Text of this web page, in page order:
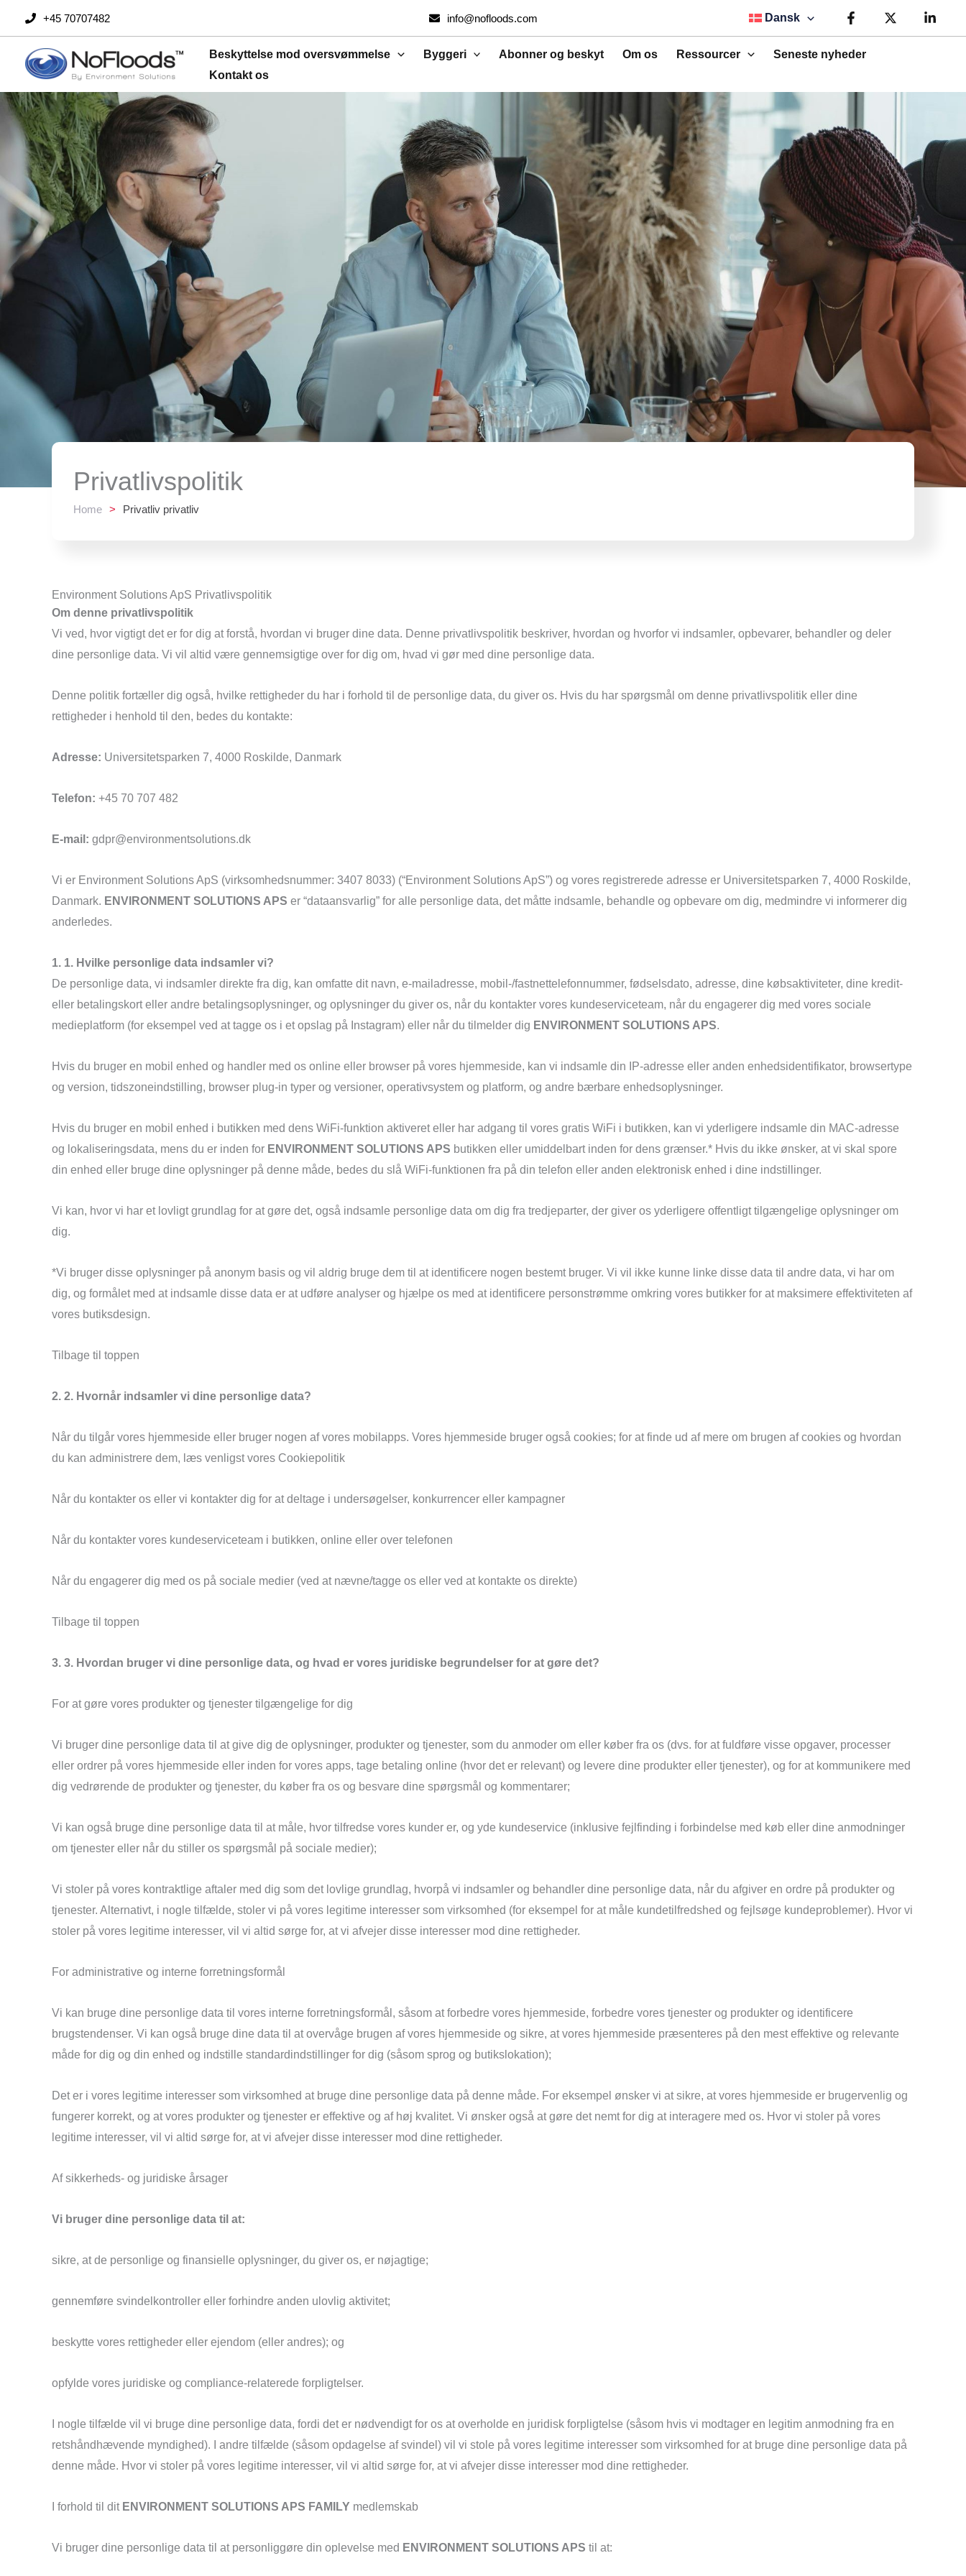
indhold
+45 70707482 info@nofloods.com Dansk
Beskyttelse mod oversvømmelse Byggeri Abonner og beskyt Om os Ressourcer
Seneste nyheder
Kontakt os
Privatlivspolitik
Home > Privatliv privatliv
Environment Solutions ApS Privatlivspolitik
Om denne privatlivspolitik
Vi ved, hvor vigtigt det er for dig at forstå, hvordan vi bruger dine data. Denne privatlivspolitik beskriver, hvordan og hvorfor vi indsamler, opbevarer, behandler og deler
dine personlige data. Vi vil altid være gennemsigtige over for dig om, hvad vi gør med dine personlige data.
Denne politik fortæller dig også, hvilke rettigheder du har i forhold til de personlige data, du giver os. Hvis du har spørgsmål om denne privatlivspolitik eller dine
rettigheder i henhold til den, bedes du kontakte:
Adresse: Universitetsparken 7, 4000 Roskilde, Danmark
Telefon: +45 70 707 482
E-mail: gdpr@environmentsolutions.dk
Vi er Environment Solutions ApS (virksomhedsnummer: 3407 8033) (“Environment Solutions ApS”) og vores registrerede adresse er Universitetsparken 7, 4000 Roskilde,
Danmark. ENVIRONMENT SOLUTIONS APS er “dataansvarlig” for alle personlige data, det måtte indsamle, behandle og opbevare om dig, medmindre vi informerer dig
anderledes.
1. 1. Hvilke personlige data indsamler vi?
De personlige data, vi indsamler direkte fra dig, kan omfatte dit navn, e-mailadresse, mobil-/fastnettelefonnummer, fødselsdato, adresse, dine købsaktiviteter, dine kredit-
eller betalingskort eller andre betalingsoplysninger, og oplysninger du giver os, når du kontakter vores kundeserviceteam, når du engagerer dig med vores sociale
medieplatform (for eksempel ved at tagge os i et opslag på Instagram) eller når du tilmelder dig ENVIRONMENT SOLUTIONS APS.
Hvis du bruger en mobil enhed og handler med os online eller browser på vores hjemmeside, kan vi indsamle din IP-adresse eller anden enhedsidentifikator, browsertype
og version, tidszoneindstilling, browser plug-in typer og versioner, operativsystem og platform, og andre bærbare enhedsoplysninger.
Hvis du bruger en mobil enhed i butikken med dens WiFi-funktion aktiveret eller har adgang til vores gratis WiFi i butikken, kan vi yderligere indsamle din MAC-adresse
og lokaliseringsdata, mens du er inden for ENVIRONMENT SOLUTIONS APS butikken eller umiddelbart inden for dens grænser.* Hvis du ikke ønsker, at vi skal spore
din enhed eller bruge dine oplysninger på denne måde, bedes du slå WiFi-funktionen fra på din telefon eller anden elektronisk enhed i dine indstillinger.
Vi kan, hvor vi har et lovligt grundlag for at gøre det, også indsamle personlige data om dig fra tredjeparter, der giver os yderligere offentligt tilgængelige oplysninger om
dig.
*Vi bruger disse oplysninger på anonym basis og vil aldrig bruge dem til at identificere nogen bestemt bruger. Vi vil ikke kunne linke disse data til andre data, vi har om
dig, og formålet med at indsamle disse data er at udføre analyser og hjælpe os med at identificere personstrømme omkring vores butikker for at maksimere effektiviteten af
vores butiksdesign.
Tilbage til toppen
2. 2. Hvornår indsamler vi dine personlige data?
Når du tilgår vores hjemmeside eller bruger nogen af vores mobilapps. Vores hjemmeside bruger også cookies; for at finde ud af mere om brugen af cookies og hvordan
du kan administrere dem, læs venligst vores Cookiepolitik
Når du kontakter os eller vi kontakter dig for at deltage i undersøgelser, konkurrencer eller kampagner
Når du kontakter vores kundeserviceteam i butikken, online eller over telefonen
Når du engagerer dig med os på sociale medier (ved at nævne/tagge os eller ved at kontakte os direkte)
Tilbage til toppen
3. 3. Hvordan bruger vi dine personlige data, og hvad er vores juridiske begrundelser for at gøre det?
For at gøre vores produkter og tjenester tilgængelige for dig
Vi bruger dine personlige data til at give dig de oplysninger, produkter og tjenester, som du anmoder om eller køber fra os (dvs. for at fuldføre visse opgaver, processer
eller ordrer på vores hjemmeside eller inden for vores apps, tage betaling online (hvor det er relevant) og levere dine produkter eller tjenester), og for at kommunikere med
dig vedrørende de produkter og tjenester, du køber fra os og besvare dine spørgsmål og kommentarer;
Vi kan også bruge dine personlige data til at måle, hvor tilfredse vores kunder er, og yde kundeservice (inklusive fejlfinding i forbindelse med køb eller dine anmodninger
om tjenester eller når du stiller os spørgsmål på sociale medier);
Vi stoler på vores kontraktlige aftaler med dig som det lovlige grundlag, hvorpå vi indsamler og behandler dine personlige data, når du afgiver en ordre på produkter og
tjenester. Alternativt, i nogle tilfælde, stoler vi på vores legitime interesser som virksomhed (for eksempel for at måle kundetilfredshed og fejlsøge kundeproblemer). Hvor vi
stoler på vores legitime interesser, vil vi altid sørge for, at vi afvejer disse interesser mod dine rettigheder.
For administrative og interne forretningsformål
Vi kan bruge dine personlige data til vores interne forretningsformål, såsom at forbedre vores hjemmeside, forbedre vores tjenester og produkter og identificere
brugstendenser. Vi kan også bruge dine data til at overvåge brugen af vores hjemmeside og sikre, at vores hjemmeside præsenteres på den mest effektive og relevante
måde for dig og din enhed og indstille standardindstillinger for dig (såsom sprog og butikslokation);
Det er i vores legitime interesser som virksomhed at bruge dine personlige data på denne måde. For eksempel ønsker vi at sikre, at vores hjemmeside er brugervenlig og
fungerer korrekt, og at vores produkter og tjenester er effektive og af høj kvalitet. Vi ønsker også at gøre det nemt for dig at interagere med os. Hvor vi stoler på vores
legitime interesser, vil vi altid sørge for, at vi afvejer disse interesser mod dine rettigheder.
Af sikkerheds- og juridiske årsager
Vi bruger dine personlige data til at:
sikre, at de personlige og finansielle oplysninger, du giver os, er nøjagtige;
gennemføre svindelkontroller eller forhindre anden ulovlig aktivitet;
beskytte vores rettigheder eller ejendom (eller andres); og
opfylde vores juridiske og compliance-relaterede forpligtelser.
I nogle tilfælde vil vi bruge dine personlige data, fordi det er nødvendigt for os at overholde en juridisk forpligtelse (såsom hvis vi modtager en legitim anmodning fra en
retshåndhævende myndighed). I andre tilfælde (såsom opdagelse af svindel) vil vi stole på vores legitime interesser som virksomhed for at bruge dine personlige data på
denne måde. Hvor vi stoler på vores legitime interesser, vil vi altid sørge for, at vi afvejer disse interesser mod dine rettigheder.
I forhold til dit ENVIRONMENT SOLUTIONS APS FAMILY medlemskab
Vi bruger dine personlige data til at personliggøre din oplevelse med ENVIRONMENT SOLUTIONS APS til at: